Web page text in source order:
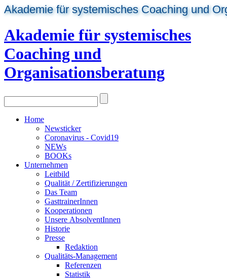
Akademie für systemisches Coaching und
Akademie für systemisches
Coaching und
Organisationsberatung
Home
Newsticker
Coronavirus - Covid19
NEWs
BOOKs
Unternehmen
Leitbild
Qualität / Zertifizierungen
Das Team
GasttrainerInnen
Kooperationen
Unsere AbsolventInnen
Historie
Presse
Redaktion
Qualitäts-Management
Referenzen
Statistik